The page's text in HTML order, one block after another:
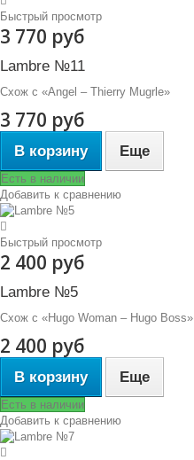
Быстрый просмотр
3 770 руб
Lambre №11
Схож с «Angel – Thierry Mugrle»
3 770 руб
В корзину Еще
Есть в наличии
Добавить к сравнению
Быстрый просмотр
2 400 руб
Lambre №5
Схож с «Hugo Woman – Hugo Boss»
2 400 руб
В корзину Еще
Есть в наличии
Добавить к сравнению